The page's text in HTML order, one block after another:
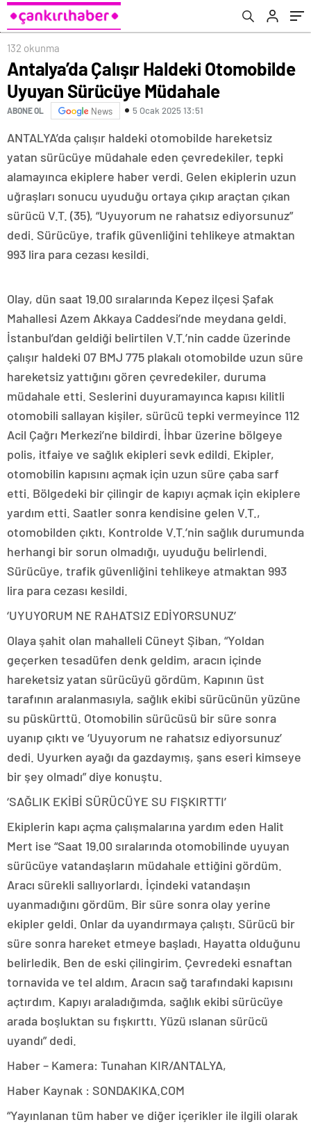
132 okunma
Antalya’da Çalışır Haldeki Otomobilde
Uyuyan Sürücüye Müdahale
ABONE OL News 5 Ocak 2025 13:51
ANTALYA’da çalışır haldeki otomobilde hareketsiz
yatan sürücüye müdahale eden çevredekiler, tepki
alamayınca ekiplere haber verdi. Gelen ekiplerin uzun
uğraşları sonucu uyuduğu ortaya çıkıp araçtan çıkan
sürücü V.T. (35), “Uyuyorum ne rahatsız ediyorsunuz”
dedi. Sürücüye, trafik güvenliğini tehlikeye atmaktan
993 lira para cezası kesildi.
Olay, dün saat 19.00 sıralarında Kepez ilçesi Şafak
Mahallesi Azem Akkaya Caddesi’nde meydana geldi.
İstanbul’dan geldiği belirtilen V.T.’nin cadde üzerinde
çalışır haldeki 07 BMJ 775 plakalı otomobilde uzun süre
hareketsiz yattığını gören çevredekiler, duruma
müdahale etti. Seslerini duyuramayınca kapısı kilitli
otomobili sallayan kişiler, sürücü tepki vermeyince 112
Acil Çağrı Merkezi’ne bildirdi. İhbar üzerine bölgeye
polis, itfaiye ve sağlık ekipleri sevk edildi. Ekipler,
otomobilin kapısını açmak için uzun süre çaba sarf
etti. Bölgedeki bir çilingir de kapıyı açmak için ekiplere
yardım etti. Saatler sonra kendisine gelen V.T.,
otomobilden çıktı. Kontrolde V.T.’nin sağlık durumunda
herhangi bir sorun olmadığı, uyuduğu belirlendi.
Sürücüye, trafik güvenliğini tehlikeye atmaktan 993
lira para cezası kesildi.
‘UYUYORUM NE RAHATSIZ EDİYORSUNUZ’
Olaya şahit olan mahalleli Cüneyt Şiban, “Yoldan
geçerken tesadüfen denk geldim, aracın içinde
hareketsiz yatan sürücüyü gördüm. Kapının üst
tarafının aralanmasıyla, sağlık ekibi sürücünün yüzüne
su püskürttü. Otomobilin sürücüsü bir süre sonra
uyanıp çıktı ve ‘Uyuyorum ne rahatsız ediyorsunuz’
dedi. Uyurken ayağı da gazdaymış, şans eseri kimseye
bir şey olmadı” diye konuştu.
‘SAĞLIK EKİBİ SÜRÜCÜYE SU FIŞKIRTTI’
Ekiplerin kapı açma çalışmalarına yardım eden Halit
Mert ise “Saat 19.00 sıralarında otomobilinde uyuyan
sürücüye vatandaşların müdahale ettiğini gördüm.
Aracı sürekli sallıyorlardı. İçindeki vatandaşın
uyanmadığını gördüm. Bir süre sonra olay yerine
ekipler geldi. Onlar da uyandırmaya çalıştı. Sürücü bir
süre sonra hareket etmeye başladı. Hayatta olduğunu
belirledik. Ben de eski çilingirim. Çevredeki esnaftan
tornavida ve tel aldım. Aracın sağ tarafındaki kapısını
açtırdım. Kapıyı araladığımda, sağlık ekibi sürücüye
arada boşluktan su fışkırttı. Yüzü ıslanan sürücü
uyandı” dedi.
Haber – Kamera: Tunahan KIR/ANTALYA,
Haber Kaynak : SONDAKIKA.COM
“Yayınlanan tüm haber ve diğer içerikler ile ilgili olarak